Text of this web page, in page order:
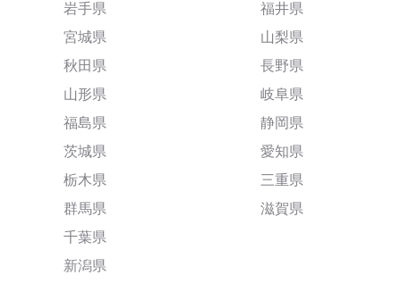
岩手県
宮城県
秋田県
山形県
福島県
茨城県
栃木県
群馬県
千葉県
新潟県
福井県
山梨県
長野県
岐阜県
静岡県
愛知県
三重県
滋賀県